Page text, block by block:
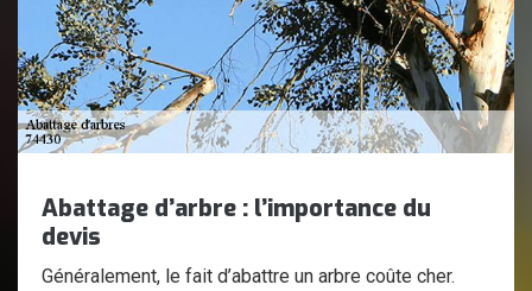
Abattage d’arbre : l’importance du
devis
Généralement, le fait d’abattre un arbre coûte cher.